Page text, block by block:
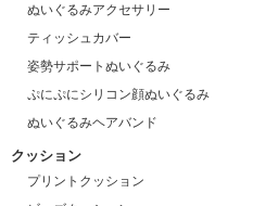
ぬいぐるみアクセサリー
ティッシュカバー
姿勢サポートぬいぐるみ
ぷにぷにシリコン顔ぬいぐるみ
ぬいぐるみヘアバンド
クッション
プリントクッション